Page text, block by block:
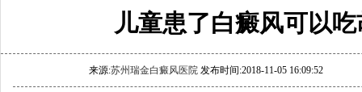
儿童患了白癜风可以
来源:苏州瑞金白癜风医院 发布时间:2018-11-05 16:09:52